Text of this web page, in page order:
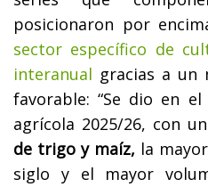
posicionaron por
sector específico de
interanual gracias a un
favorable: “Se dio en
agrícola 2025/26, con
de trigo y maíz, la
siglo y el mayor